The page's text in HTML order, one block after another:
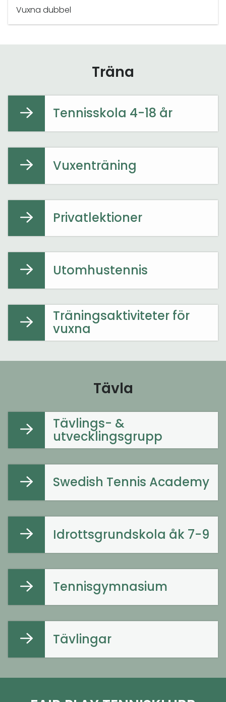
Vuxna dubbel
Träna
Tennisskola 4-18 år
Vuxenträning
Privatlektioner
Utomhustennis
Träningsaktiviteter för
vuxna
Tävla
Tävlings- &
utvecklingsgrupp
Swedish Tennis Academy
Idrottsgrundskola åk 7-9
Tennisgymnasium
Tävlingar